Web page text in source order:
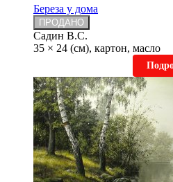
Береза у дома
ПРОДАНО
Садин В.С.
35 × 24 (см), картон, масло